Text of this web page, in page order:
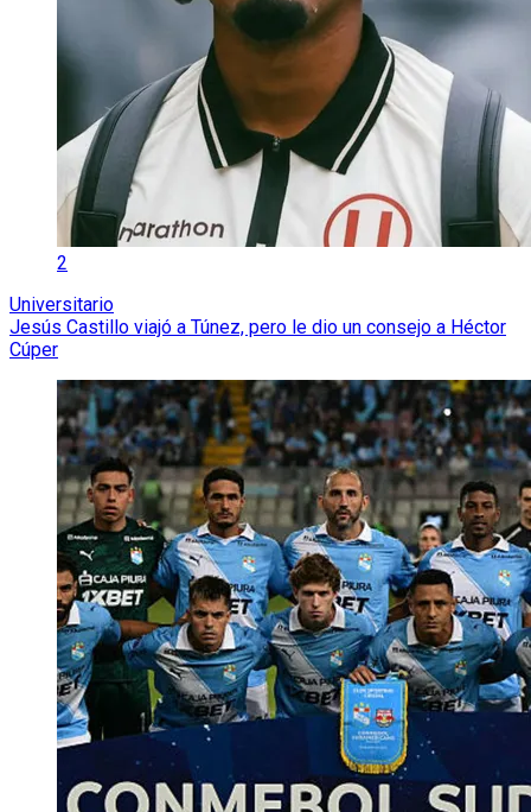
2
Universitario
Jesús Castillo viajó a Túnez, pero le dio un consejo a Héctor
Cúper